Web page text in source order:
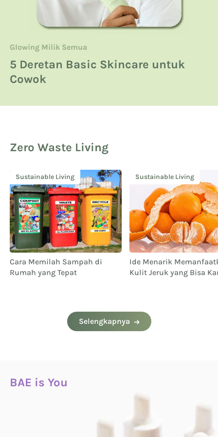
Glowing Milik Semua
6 Tips Makeup Flawless Lewat
Complexion yang Optimal
Beauty
Cara Mengetahui Warna Kulit
Kuning Langsat
Glowing Milik Semua
5 Deretan Basic Skincare untuk
Cowok
Zero Waste Living
Sustainable Living
Cara Memilah Sampah di
Rumah yang Tepat
Sustainable Living
Ide Menarik
Kulit Jeruk yang Bisa
Selengkapnya
BAE is You